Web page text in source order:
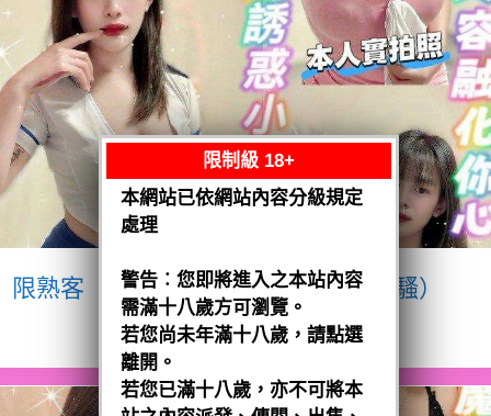
限熟客【八德】宥瑄 泰國$2500（騷）
閱讀全文
限制級 18+
本網站已依網站內容分級規定
處理
警告︰您即將進入之本站內容
需滿十八歲方可瀏覽。
若您尚未年滿十八歲，請點選
離開。
若您已滿十八歲，亦不可將本